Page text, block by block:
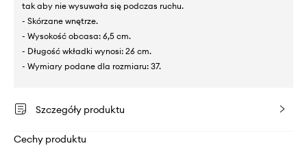
tak aby nie wysuwała się podczas ruchu.
- Skórzane wnętrze.
- Wysokość obcasa: 6,5 cm.
- Długość wkładki wynosi: 26 cm.
- Wymiary podane dla rozmiaru: 37.
Szczegóły produktu
Cechy produktu